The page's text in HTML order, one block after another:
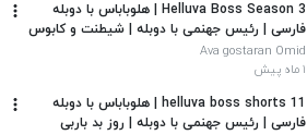
Helluva Boss Season 3 | هلوباباس با دوبله
فارسی | رئیس جهنمی با دوبله | شیطنت و کابوس
| فصل 3
Ava gostaran Omid
۱ ماه پیش
helluva boss shorts 11 | هلوباباس با دوبله
فارسی | رئیس جهنمی با دوبله | روز بد باربی